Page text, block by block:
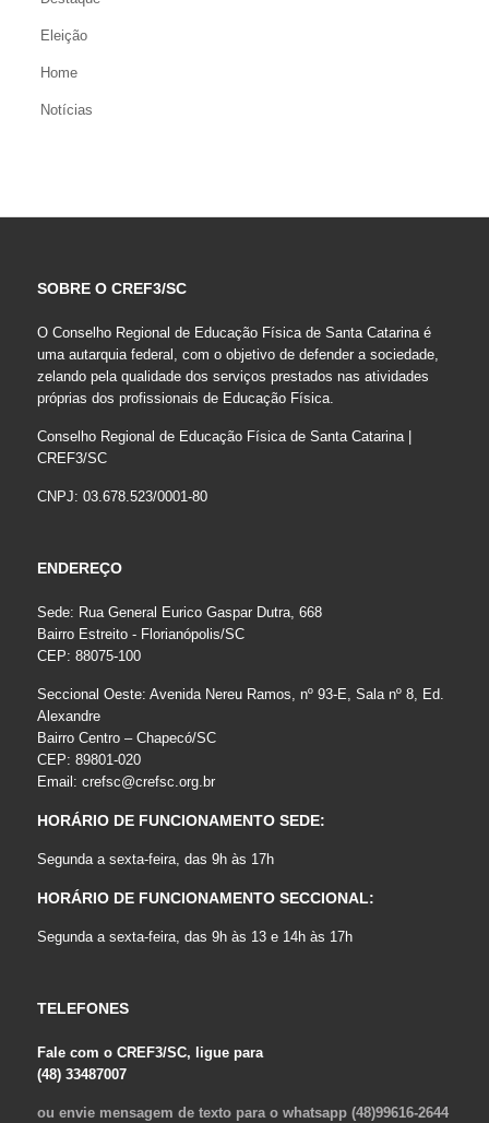
Eleição
Home
Notícias
SOBRE O CREF3/SC
O Conselho Regional de Educação Física de Santa Catarina é
uma autarquia federal, com o objetivo de defender a sociedade,
zelando pela qualidade dos serviços prestados nas atividades
próprias dos profissionais de Educação Física.
Conselho Regional de Educação Física de Santa Catarina |
CREF3/SC
CNPJ: 03.678.523/0001-80
ENDEREÇO
Sede: Rua General Eurico Gaspar Dutra, 668
Bairro Estreito - Florianópolis/SC
CEP: 88075-100
Seccional Oeste: Avenida Nereu Ramos, nº 93-E, Sala nº 8, Ed.
Alexandre
Bairro Centro – Chapecó/SC
CEP: 89801-020
Email: crefsc@crefsc.org.br
HORÁRIO DE FUNCIONAMENTO SEDE:
Segunda a sexta-feira, das 9h às 17h
HORÁRIO DE FUNCIONAMENTO SECCIONAL:
Segunda a sexta-feira, das 9h às 13 e 14h às 17h
TELEFONES
Fale com o CREF3/SC, ligue para
(48) 33487007
ou envie mensagem de texto para o whatsapp (48)99616-2644